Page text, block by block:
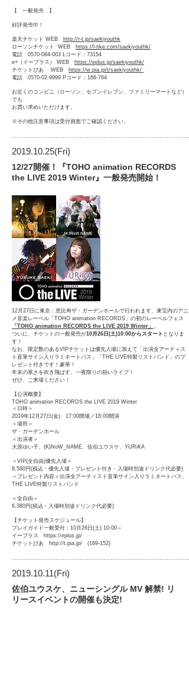
【 一般発売 】
好評発売中！
楽天チケット WEB http://r-t.jp/saekiyouthk
ローソンチケット WEB https://l-tike.com/saekiyouthk/
電話 0570-084-003 Lコード：73154
e+（イープラス） WEB https://eplus.jp/saekiyouthk/
チケットぴあ WEB https://w.pia.jp/t/saekiyouthk/
電話 0570-02-9999 Pコード：166-764
お近くのコンビニ（ローソン、セブンイレブン、ファミリーマートなど）
でも
お買い求めいただけます。
※その他注意事項は受付画面でご確認ください。
2019.10.25(Fri)
12/27開催！『TOHO animation RECORDS
the LIVE 2019 Winter』一般発売開始！
12月27日に東京：恵比寿ザ・ガーデンホールで行われます、東宝内のアニ
メ音楽レーベル「TOHO animation RECORDS」の初のレーベルフェス
「TOHO animation RECORDS the LIVE 2019 Winter」 。
ついに、チケットの一般発売が10月26日(土)10:00からスタート となりま
す！
なお、限定数のあるVIPチケットは優先入場に加えて「出演全アーティス
ト直筆サイン入りラミネートパス」「THE LIVE特製リストバンド」のプ
レゼント付きです！豪華！
年末の寒さを吹き飛ばす、一夜限りの熱いライブ！
ぜひ、ご来場ください！
【公演概要】
TOHO animation RECORDS the LIVE 2019 Winter
＜日時＞
2019年12月27日(金) 17:00開場／18:00開演
＜場所＞
ザ・ガーデンホール
＜出演者＞
大原ゆい子、(K)NoW_NAME、佐伯ユウスケ、YURiKA
＜VIP(全自由)優先入場＞
8,580円(税込・優先入場・プレゼント付き・入場時別途ドリンク代必要)
＜プレゼント内容＞出演全アーティスト直筆サイン入りラミネートパス、
THE LIVE特製リストバンド
＜全自由＞
6,380円(税込・入場時別途ドリンク代必要)
【チケット発売スケジュール】
プレイガイド一般受付：10月26日(土) 10:00～
イープラス https://eplus.jp/
チケットぴあ http://t.pia.jp/ (169-152)
2019.10.11(Fri)
佐伯ユウスケ、ニューシングル MV 解禁! リ
リースイベントの開催も決定!